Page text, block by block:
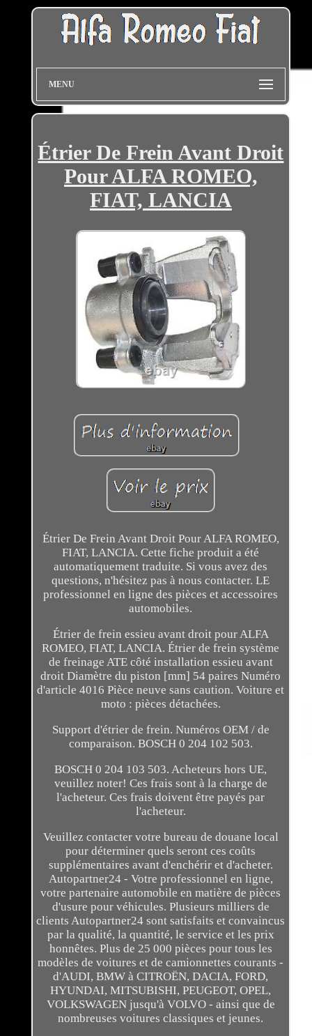
MENU
Étrier De Frein Avant Droit
Pour ALFA ROMEO,
FIAT, LANCIA
Étrier De Frein Avant Droit Pour ALFA ROMEO,
FIAT, LANCIA. Cette fiche produit a été
automatiquement traduite. Si vous avez des
questions, n'hésitez pas à nous contacter. LE
professionnel en ligne des pièces et accessoires
automobiles.
Étrier de frein essieu avant droit pour ALFA
ROMEO, FIAT, LANCIA. Étrier de frein système
de freinage ATE côté installation essieu avant
droit Diamètre du piston [mm] 54 paires Numéro
d'article 4016 Pièce neuve sans caution. Voiture et
moto : pièces détachées.
Support d'étrier de frein. Numéros OEM / de
comparaison. BOSCH 0 204 102 503.
BOSCH 0 204 103 503. Acheteurs hors UE,
veuillez noter! Ces frais sont à la charge de
l'acheteur. Ces frais doivent être payés par
l'acheteur.
Veuillez contacter votre bureau de douane local
pour déterminer quels seront ces coûts
supplémentaires avant d'enchérir et d'acheter.
Autopartner24 - Votre professionnel en ligne,
votre partenaire automobile en matière de pièces
d'usure pour véhicules. Plusieurs milliers de
clients Autopartner24 sont satisfaits et convaincus
par la qualité, la quantité, le service et les prix
honnêtes. Plus de 25 000 pièces pour tous les
modèles de voitures et de camionnettes courants -
d'AUDI, BMW à CITROËN, DACIA, FORD,
HYUNDAI, MITSUBISHI, PEUGEOT, OPEL,
VOLKSWAGEN jusqu'à VOLVO - ainsi que de
nombreuses voitures classiques et jeunes.